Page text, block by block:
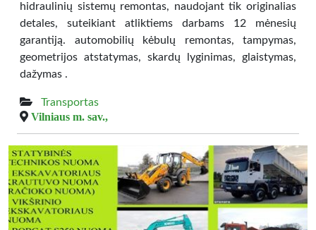
hidraulinių sistemų remontas, naudojant tik originalias
detales, suteikiant atliktiems darbams 12 mėnesių
garantiją. automobilių kėbulų remontas, tampymas,
geometrijos atstatymas, skardų lyginimas, glaistymas,
dažymas .
Transportas
Vilniaus m. sav.,